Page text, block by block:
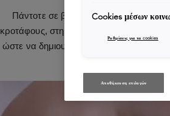
Πάντοτε σε βρεγμένα μαλλιά,
κροτάφους, στη γραμμή των μαλλιών
ώστε να δημιουργηθεί πλούσιος αφρός.
Cookies μέσων
Ρυθμίσεις για τα cookies
Αποθήκευση επιλογών